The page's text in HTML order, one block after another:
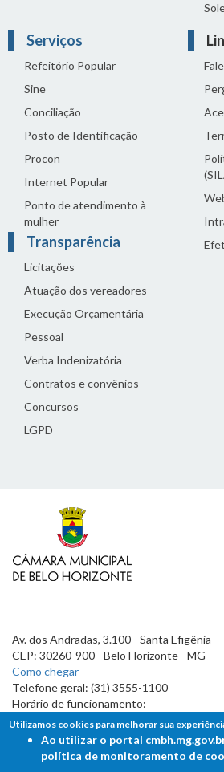
Serviços
Refeitório Popular
Sine
Conciliação
Posto de Identificação
Procon
Internet Popular
Ponto de atendimento à
mulher
Transparência
Licitações
Atuação dos vereadores
Execução Orçamentária
Pessoal
Verba Indenizatória
Contratos e convênios
Concursos
LGPD
Av. dos Andradas, 3.100 - Santa Efigênia
CEP: 30260-900 - Belo Horizonte - MG
Como chegar
Telefone geral: (31) 3555-1100
Horário de funcionamento:
7h às 19h
Utilizamos cookies para melhorar sua
Ao utilizar o portal
política de monitoramento de